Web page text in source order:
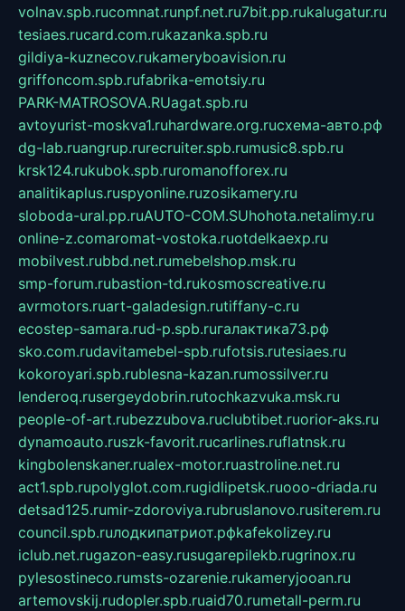
volnav.spb.rucomnat.runpf.net.ru7bit.pp.rukalugatur.ru
tesiaes.rucard.com.rukazanka.spb.ru
gildiya-kuznecov.rukameryboavision.ru
griffoncom.spb.rufabrika-emotsiy.ru
PARK-MATROSOVA.RUagat.spb.ru
avtoyurist-moskva1.ruhardware.org.ruсхема-авто.рф
dg-lab.ruangrup.rurecruiter.spb.rumusic8.spb.ru
krsk124.rukubok.spb.ruromanofforex.ru
analitikaplus.ruspyonline.ruzosikamery.ru
sloboda-ural.pp.ruAUTO-COM.SUhohota.netalimy.ru
online-z.comaromat-vostoka.ruotdelkaexp.ru
mobilvest.rubbd.net.rumebelshop.msk.ru
smp-forum.rubastion-td.rukosmoscreative.ru
avrmotors.ruart-galadesign.rutiffany-c.ru
ecostep-samara.rud-p.spb.ruгалактика73.рф
sko.com.rudavitamebel-spb.rufotsis.rutesiaes.ru
kokoroyari.spb.rublesna-kazan.rumossilver.ru
lenderoq.rusergeydobrin.rutochkazvuka.msk.ru
people-of-art.rubezzubova.ruclubtibet.ruorior-aks.ru
dynamoauto.ruszk-favorit.rucarlines.ruflatnsk.ru
kingbolenskaner.rualex-motor.ruastroline.net.ru
act1.spb.rupolyglot.com.rugidlipetsk.ruooo-driada.ru
detsad125.rumir-zdoroviya.rubruslanovo.rusiterem.ru
council.spb.ruлодкипатриот.рфkafekolizey.ru
iclub.net.rugazon-easy.rusugarepilekb.rugrinox.ru
pylesostineco.rumsts-ozarenie.rukameryjooan.ru
artemovskij.rudopler.spb.ruaid70.rumetall-perm.ru